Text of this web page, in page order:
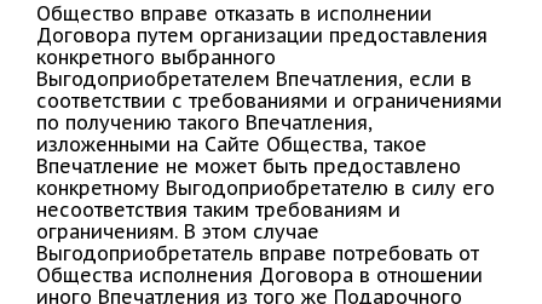
Общество вправе отказать в исполнении
Договора путем организации предоставления
конкретного выбранного
Выгодоприобретателем Впечатления, если в
соответствии с требованиями и ограничениями
по получению такого Впечатления,
изложенными на Сайте Общества, такое
Впечатление не может быть предоставлено
конкретному Выгодоприобретателю в силу его
несоответствия таким требованиям и
ограничениям. В этом случае
Выгодоприобретатель вправе потребовать от
Общества исполнения Договора в отношении
иного Впечатления из того же Подарочного